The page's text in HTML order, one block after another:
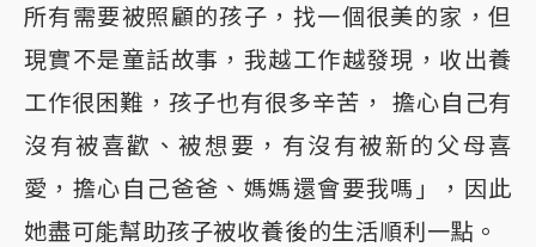
所有需要被照顧的孩子，找一個很美的家，但
現實不是童話故事，我越工作越發現，收出養
工作很困難，孩子也有很多辛苦， 擔心自己有
沒有被喜歡、被想要，有沒有被新的父母喜
愛，擔心自己爸爸、媽媽還會要我嗎」，因此
她盡可能幫助孩子被收養後的生活順利一點。